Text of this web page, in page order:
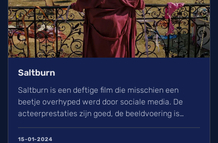
Saltburn
Saltburn is een deftige film die misschien een
beetje overhyped werd door sociale media. De
acteerprestaties zijn goed, de beeldvoering is
prachtig en uniek maar het verhaal is jammer
genoeg voorspelbaar en niet voldoende
15-01-2024